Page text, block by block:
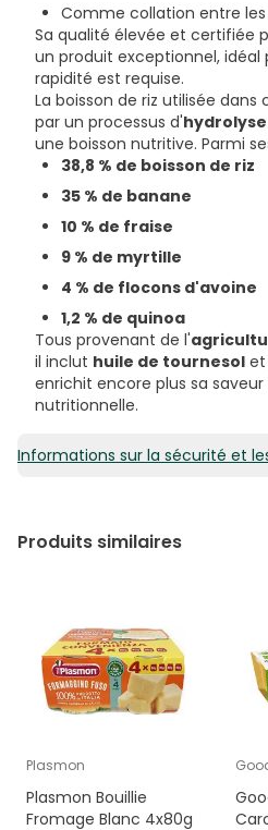
Comme collation entre les
Sa qualité élevée et certifiée
un produit exceptionnel,
rapidité est requise.
La boisson de riz utilisée
par un processus d'hydrolyse
une boisson nutritive. Parmi
38,8 % de boisson de riz
35 % de banane
10 % de fraise
9 % de myrtille
4 % de flocons d'avoine
1,2 % de quinoa
Tous provenant de l'
il inclut huile de tournesol et
enrichit encore plus sa
nutritionnelle.
Informations sur la sécurité et
Produits similaires
Plasmon
Plasmon Bouillie
Fromage Blanc 4x80g